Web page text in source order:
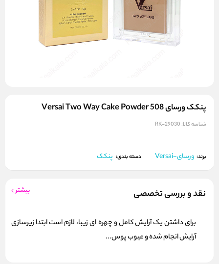
پنکک ورسای 508 Versai Two Way Cake Powder
شناسه کالا: RK-29030
برند: ورسای-Versai دسته بندی: پنکک
نقد و بررسی تخصصی بیشتر
برای داشتن یک آرایش کامل و چهره ای زیبا، لازم است ابتدا زیرسازی
آرایش انجام شده و عیوب پوس...